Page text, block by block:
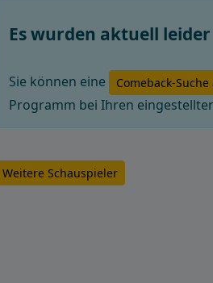
Es wurden aktuell
Sie können eine Comeback-
Programm bei Ihren
Weitere Schauspieler